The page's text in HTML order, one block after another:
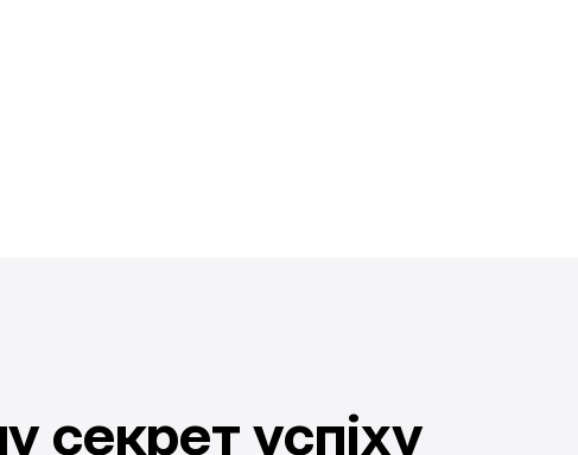
секрет успіху